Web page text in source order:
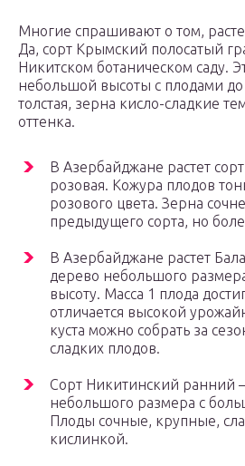
Многие спрашивают о том,
Да, сорт Крымский полосатый
Никитском ботаническом саду.
небольшой высоты с плодами до
толстая, зерна кисло-сладкие
оттенка.
В Азербайджане растет
розовая. Кожура плодов
розового цвета. Зерна
предыдущего сорта, но
В Азербайджане растет
дерево небольшого
высоту. Масса 1 плода
отличается высокой
куста можно собрать за
сладких плодов.
Сорт Никитинский ранний –
небольшого размера с
Плоды сочные, крупные,
кислинкой.